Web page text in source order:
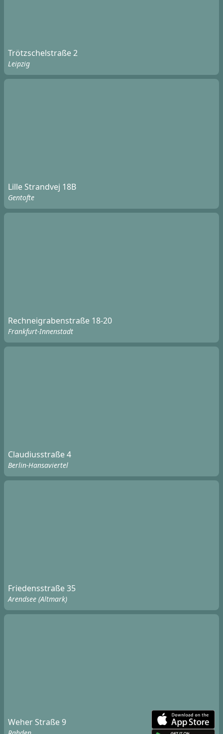
Trötzschelstraße 2
Leipzig
Lille Strandvej 18B
Gentofte
Rechneigrabenstraße 18-20
Frankfurt-Innenstadt
Claudiusstraße 4
Berlin-Hansaviertel
Friedensstraße 35
Arendsee (Altmark)
Weher Straße 9